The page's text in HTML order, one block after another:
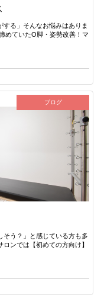
する」そんなお悩みはありま
めていたO脚・姿勢改善！マ
ブログ
そう？」と感じている方も多
ンでは【初めての方向け】